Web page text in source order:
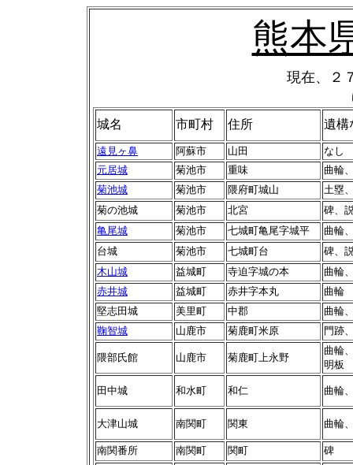
熊本
現在、２
城名 市町村 住所 遺構
遠見ヶ鼻 阿蘇市 山田
なし
元居城
菊池市 重味
曲輪
菊池城
菊池市 隈府町城山
土塁
菊の池城
菊池市 北宮
碑、
亀尾城
菊池市 七城町亀尾字城平
曲輪
台城
菊池市 七城町台
碑、
木山城
益城町 寺迫字城の本
曲輪
赤井城
益城町 赤井字本丸
曲輪
堅志田城
美里町 中郡
曲輪
鞠智城
山鹿市 菊鹿町米原 門跡
隈部氏館 山鹿市 菊鹿町上永野
曲輪
明板
田中城 和水町 和仁 曲輪
大津山城 南関町 関東 曲輪
南関番所 南関町 関町 碑